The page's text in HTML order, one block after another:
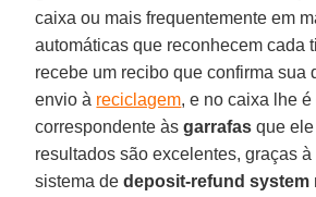
caixa ou mais frequentemente em
automáticas que reconhecem cada
recebe um recibo que confirma sua
envio à reciclagem, e no caixa lhe
correspondente àsgarrafas que
resultados são excelentes, graças
sistema dedeposit-refund system